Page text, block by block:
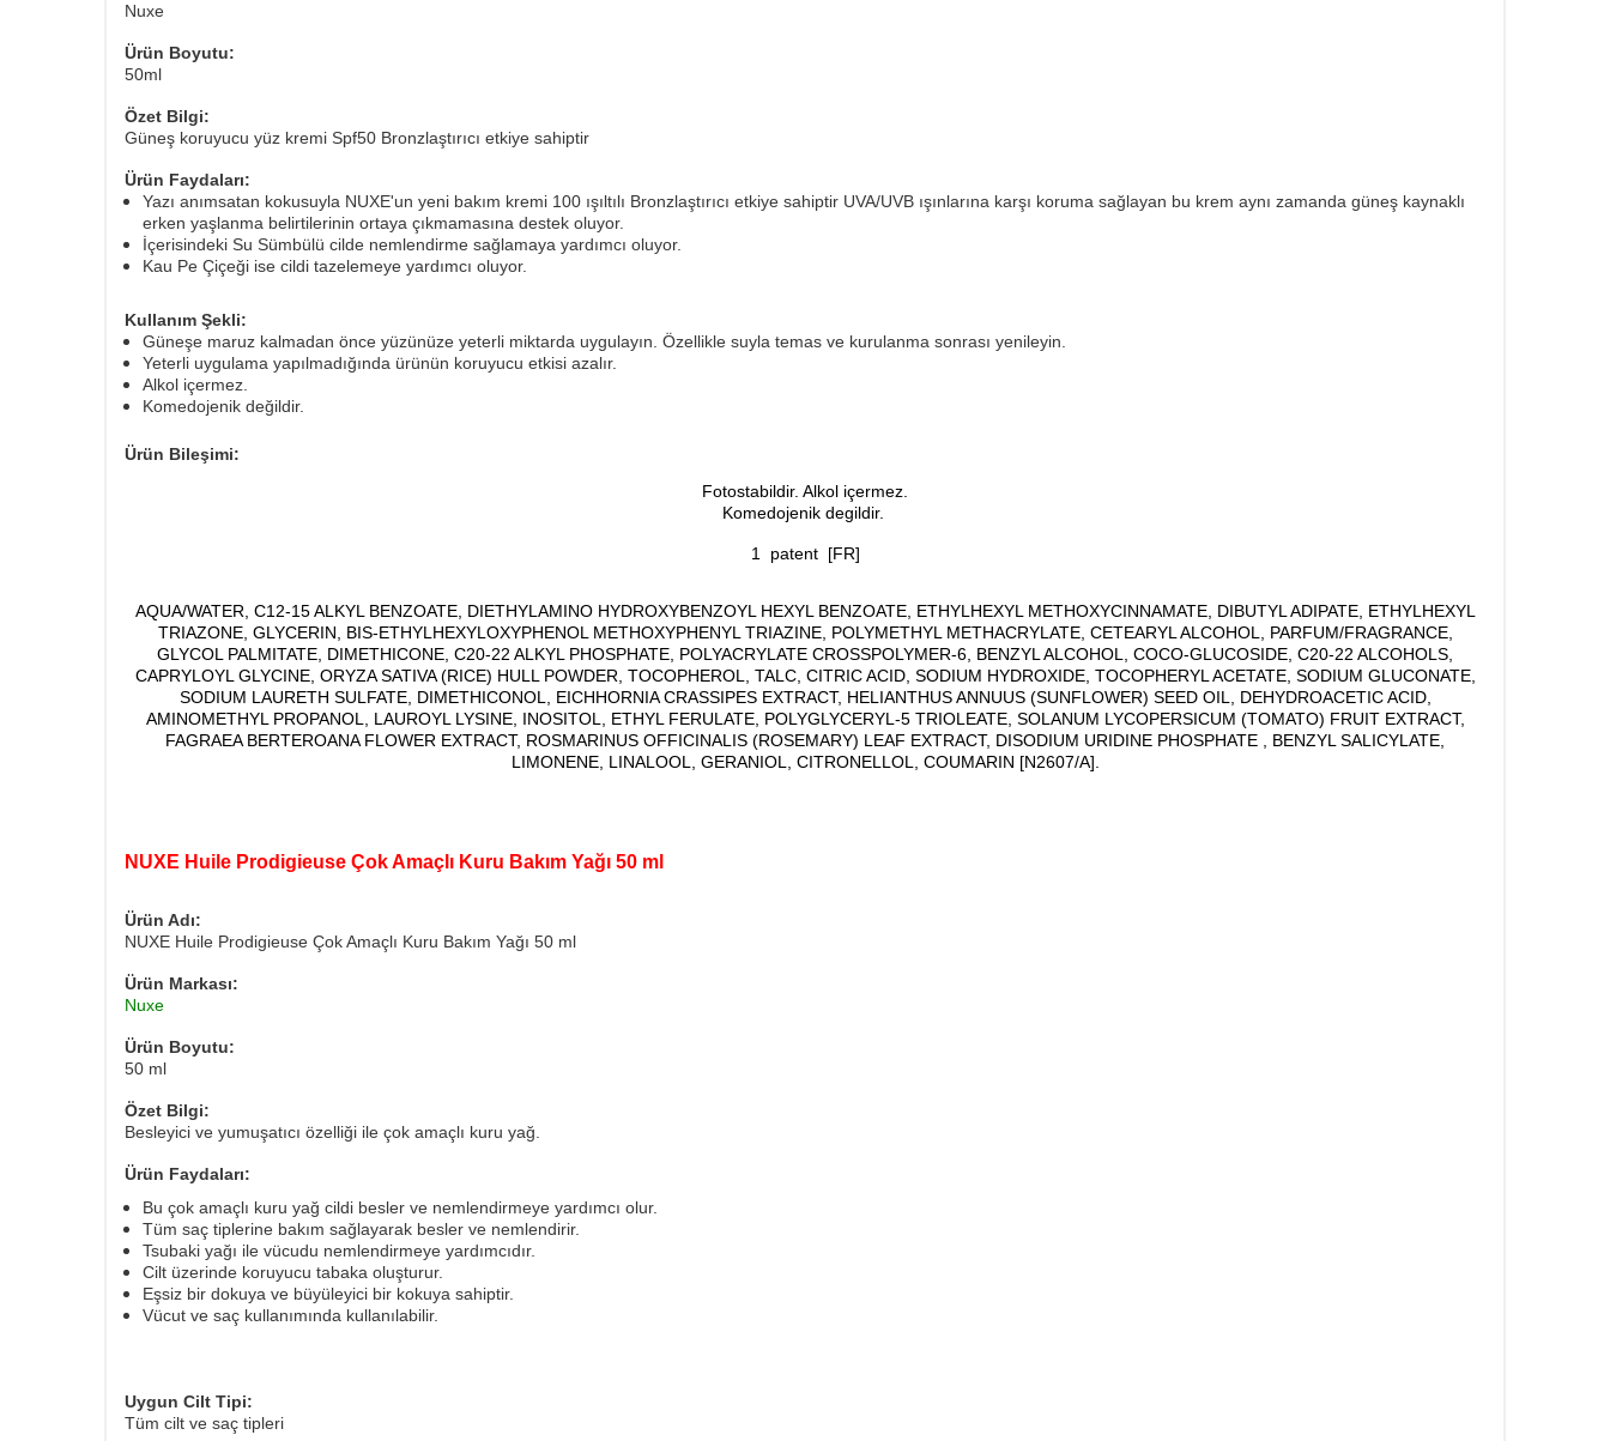
Nuxe
Ürün Boyutu:
50ml
Özet Bilgi:
Güneş koruyucu yüz kremi Spf50 Bronzlaştırıcı etkiye sahiptir
Ürün Faydaları:
Yazı anımsatan kokusuyla NUXE'un yeni bakım kremi 100 ışıltılı Bronzlaştırıcı etkiye sahiptir UVA/UVB ışınlarına karşı koruma sağlayan bu krem aynı zamanda güneş kaynaklı
erken yaşlanma belirtilerinin ortaya çıkmamasına destek oluyor.
İçerisindeki Su Sümbülü cilde nemlendirme sağlamaya yardımcı oluyor.
Kau Pe Çiçeği ise cildi tazelemeye yardımcı oluyor.
Kullanım Şekli:
Güneşe maruz kalmadan önce yüzünüze yeterli miktarda uygulayın. Özellikle suyla temas ve kurulanma sonrası yenileyin.
Yeterli uygulama yapılmadığında ürünün koruyucu etkisi azalır.
Alkol içermez.
Komedojenik değildir.
Ürün Bileşimi:
Fotostabildir. Alkol içermez.
Komedojenik degildir.
1 patent [FR]
AQUA/WATER, C12-15 ALKYL BENZOATE, DIETHYLAMINO HYDROXYBENZOYL HEXYL BENZOATE, ETHYLHEXYL METHOXYCINNAMATE, DIBUTYL ADIPATE, ETHYLHEXYL
TRIAZONE, GLYCERIN, BIS-ETHYLHEXYLOXYPHENOL METHOXYPHENYL TRIAZINE, POLYMETHYL METHACRYLATE, CETEARYL ALCOHOL, PARFUM/FRAGRANCE,
GLYCOL PALMITATE, DIMETHICONE, C20-22 ALKYL PHOSPHATE, POLYACRYLATE CROSSPOLYMER-6, BENZYL ALCOHOL, COCO-GLUCOSIDE, C20-22 ALCOHOLS,
CAPRYLOYL GLYCINE, ORYZA SATIVA (RICE) HULL POWDER, TOCOPHEROL, TALC, CITRIC ACID, SODIUM HYDROXIDE, TOCOPHERYL ACETATE, SODIUM GLUCONATE,
SODIUM LAURETH SULFATE, DIMETHICONOL, EICHHORNIA CRASSIPES EXTRACT, HELIANTHUS ANNUUS (SUNFLOWER) SEED OIL, DEHYDROACETIC ACID,
AMINOMETHYL PROPANOL, LAUROYL LYSINE, INOSITOL, ETHYL FERULATE, POLYGLYCERYL-5 TRIOLEATE, SOLANUM LYCOPERSICUM (TOMATO) FRUIT EXTRACT,
FAGRAEA BERTEROANA FLOWER EXTRACT, ROSMARINUS OFFICINALIS (ROSEMARY) LEAF EXTRACT, DISODIUM URIDINE PHOSPHATE , BENZYL SALICYLATE,
LIMONENE, LINALOOL, GERANIOL, CITRONELLOL, COUMARIN [N2607/A].
NUXE Huile Prodigieuse Çok Amaçlı Kuru Bakım Yağı 50 ml
Ürün Adı:
NUXE Huile Prodigieuse Çok Amaçlı Kuru Bakım Yağı 50 ml
Ürün Markası:
Nuxe
Ürün Boyutu:
50 ml
Özet Bilgi:
Besleyici ve yumuşatıcı özelliği ile çok amaçlı kuru yağ.
Ürün Faydaları:
Bu çok amaçlı kuru yağ cildi besler ve nemlendirmeye yardımcı olur.
Tüm saç tiplerine bakım sağlayarak besler ve nemlendirir.
Tsubaki yağı ile vücudu nemlendirmeye yardımcıdır.
Cilt üzerinde koruyucu tabaka oluşturur.
Eşsiz bir dokuya ve büyüleyici bir kokuya sahiptir.
Vücut ve saç kullanımında kullanılabilir.
Uygun Cilt Tipi:
Tüm cilt ve saç tipleri